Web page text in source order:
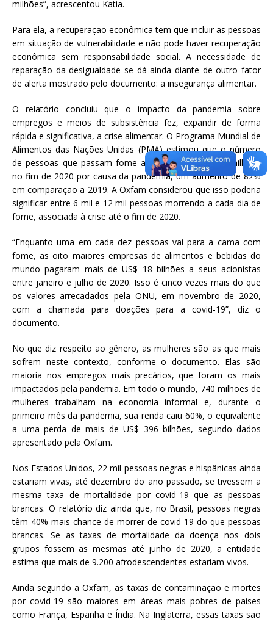
milhões”, acrescentou Katia.
Para ela, a recuperação econômica tem que incluir as pessoas
em situação de vulnerabilidade e não pode haver recuperação
econômica sem responsabilidade social. A necessidade de
reparação da desigualdade se dá ainda diante de outro fator
de alerta mostrado pelo documento: a insegurança alimentar.
O relatório concluiu que o impacto da pandemia sobre
empregos e meios de subsistência fez, expandir de forma
rápida e significativa, a crise alimentar. O Programa Mundial de
Alimentos das Nações Unidas (PMA) estimou que o número
de pessoas que passam fome aumentaria para 270 milhões
no fim de 2020 por causa da pandemia, um aumento de 82%
em comparação a 2019. A Oxfam considerou que isso poderia
significar entre 6 mil e 12 mil pessoas morrendo a cada dia de
fome, associada à crise até o fim de 2020.
“Enquanto uma em cada dez pessoas vai para a cama com
fome, as oito maiores empresas de alimentos e bebidas do
mundo pagaram mais de US$ 18 bilhões a seus acionistas
entre janeiro e julho de 2020. Isso é cinco vezes mais do que
os valores arrecadados pela ONU, em novembro de 2020,
com a chamada para doações para a covid-19”, diz o
documento.
No que diz respeito ao gênero, as mulheres são as que mais
sofrem neste contexto, conforme o documento. Elas são
maioria nos empregos mais precários, que foram os mais
impactados pela pandemia. Em todo o mundo, 740 milhões de
mulheres trabalham na economia informal e, durante o
primeiro mês da pandemia, sua renda caiu 60%, o equivalente
a uma perda de mais de US$ 396 bilhões, segundo dados
apresentado pela Oxfam.
Nos Estados Unidos, 22 mil pessoas negras e hispânicas ainda
estariam vivas, até dezembro do ano passado, se tivessem a
mesma taxa de mortalidade por covid-19 que as pessoas
brancas. O relatório diz ainda que, no Brasil, pessoas negras
têm 40% mais chance de morrer de covid-19 do que pessoas
brancas. Se as taxas de mortalidade da doença nos dois
grupos fossem as mesmas até junho de 2020, a entidade
estima que mais de 9.200 afrodescendentes estariam vivos.
Ainda segundo a Oxfam, as taxas de contaminação e mortes
por covid-19 são maiores em áreas mais pobres de países
como França, Espanha e Índia. Na Inglaterra, essas taxas são